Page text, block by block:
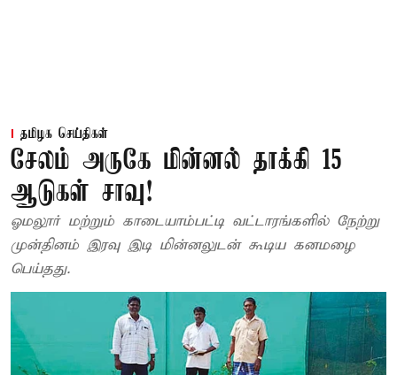
தமிழக செய்திகள்
சேலம் அருகே மின்னல் தாக்கி 15
ஆடுகள் சாவு!
ஓமலூர் மற்றும் காடையாம்பட்டி வட்டாரங்களில் நேற்று
முன்தினம் இரவு இடி மின்னலுடன் கூடிய கனமழை
பெய்தது.